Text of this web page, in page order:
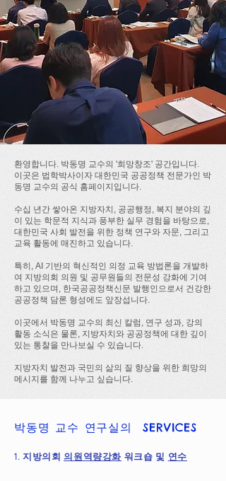
환영합니다. 박동명 교수의 '희망창조' 공간입니다.
이곳은 법학박사이자 대한민국 공공정책 전문가인 박
동명 교수의 공식 홈페이지입니다.
수십 년간 쌓아온 지방자치, 공공행정, 복지 분야의 깊
이 있는 학문적 지식과 풍부한 실무 경험을 바탕으로,
대한민국 사회 발전을 위한 정책 연구와 자문, 그리고
교육 활동에 매진하고 있습니다.
특히, AI 기반의 혁신적인 의정 교육 방법론을 개발하
여 지방의회 의원 및 공무원들의 전문성 강화에 기여
하고 있으며, 한국공공정책신문 발행인으로서 건강한
공공정책 담론 형성에도 앞장섭니다.
이곳에서 박동명 교수의 최신 칼럼, 연구 성과, 강의
활동 소식은 물론, 지방자치와 공공정책에 대한 깊이
있는 통찰을 만나보실 수 있습니다.
지방자치 발전과 국민의 삶의 질 향상을 위한 희망의
메시지를 함께 나누고 싶습니다.
박동명 교수 연구실의 SERVICES
1. 지방의회 의원역량강화 워크숍 및 연수